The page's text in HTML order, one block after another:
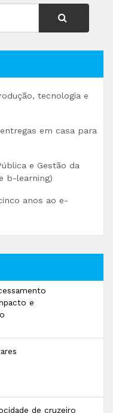
tecnologia e
em casa para
e Gestão da
b-learning)
anos ao e-
e
de cruzeiro